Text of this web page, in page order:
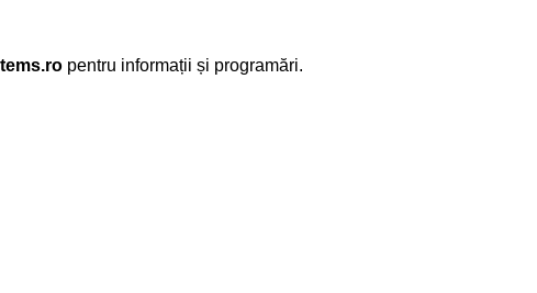
pentru informații și programări.